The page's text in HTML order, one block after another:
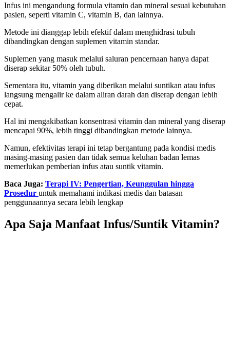
Infus ini mengandung formula vitamin dan mineral sesuai kebutuhan
pasien, seperti vitamin C, vitamin B, dan lainnya.
Metode ini dianggap lebih efektif dalam menghidrasi tubuh
dibandingkan dengan suplemen vitamin standar.
Suplemen yang masuk melalui saluran pencernaan hanya dapat
diserap sekitar 50% oleh tubuh.
Sementara itu, vitamin yang diberikan melalui suntikan atau infus
langsung mengalir ke dalam aliran darah dan diserap dengan lebih
cepat.
Hal ini mengakibatkan konsentrasi vitamin dan mineral yang diserap
mencapai 90%, lebih tinggi dibandingkan metode lainnya.
Namun, efektivitas terapi ini tetap bergantung pada kondisi medis
masing-masing pasien dan tidak semua keluhan badan lemas
memerlukan pemberian infus atau suntik vitamin.
Baca Juga: Terapi IV: Pengertian, Keunggulan hingga
Prosedur untuk memahami indikasi medis dan batasan
penggunaannya secara lebih lengkap
Apa Saja Manfaat Infus/Suntik Vitamin?